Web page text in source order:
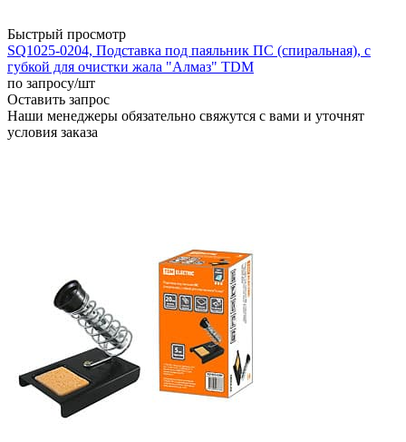
Быстрый просмотр
SQ1025-0204, Подставка под паяльник ПС (спиральная), с
губкой для очистки жала "Алмаз" TDM
по запросу/шт
Оставить запрос
Наши менеджеры обязательно свяжутся с вами и уточнят
условия заказа